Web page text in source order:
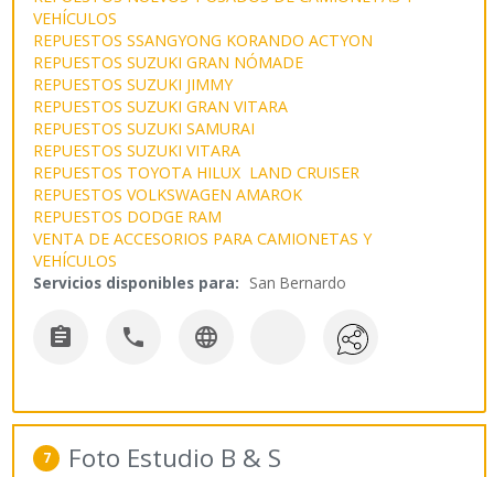
VEHÍCULOS
REPUESTOS SSANGYONG KORANDO ACTYON
REPUESTOS SUZUKI GRAN NÓMADE
REPUESTOS SUZUKI JIMMY
REPUESTOS SUZUKI GRAN VITARA
REPUESTOS SUZUKI SAMURAI
REPUESTOS SUZUKI VITARA
REPUESTOS TOYOTA HILUX LAND CRUISER
REPUESTOS VOLKSWAGEN AMAROK
REPUESTOS DODGE RAM
VENTA DE ACCESORIOS PARA CAMIONETAS Y
VEHÍCULOS
Servicios disponibles para: San Bernardo
  
7 Foto Estudio B & S